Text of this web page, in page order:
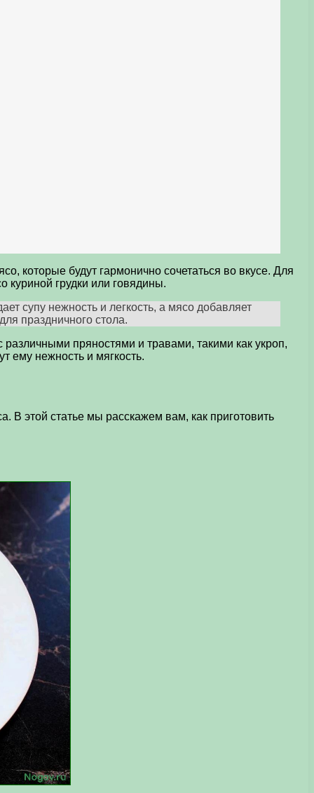
которые будут гармонично сочетаться во вкусе. Для
куриной грудки или говядины.
супу нежность и легкость, а мясо добавляет
праздничного стола.
пряностями и травами, такими как укроп,
ему нежность и мягкость.
В этой статье мы расскажем вам, как приготовить